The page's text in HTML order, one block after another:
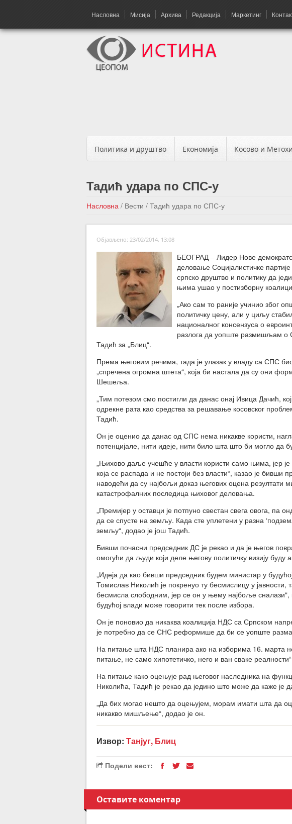
Насловна Мисија Архива Редакција Маркетинг
Политика и друштво Економија Косово и
Тадић удара по СПС-у
Насловна / Вести / Тадић удара по СПС-у
Објављено: 23/02/2014, 13:08
БЕОГРАД – Лидер Нове
деловање Социјалистичке
српско друштво и политику да
њима ушао у постизборну
„Ако сам то раније учинио због
политичку цену, али у циљу
националног консензуса о
разлога да уопште размишљам о
Тадић за „Блиц“.
Према његовим речима, тада је улазак у владу са СПС био
„спречена огромна штета“, која би настала да су они
Шешеља.
„Тим потезом смо постигли да данас онај Ивица Дачић,
одрекне рата као средства за решавање косовског
Тадић.
Он је оценио да данас од СПС нема никакве користи,
потенцијале, нити идеје, нити било шта што би могло да
„Њихово даље учешће у власти користи само њима, јер је
која се распада и не постоји без власти“, казао је бивши
наводећи да су најбољи доказ његових оцена резултати
катастрофалних последица њиховог деловања.
„Премијер у оставци је потпуно свестан свега овога, па
да се спусте на земљу. Када сте уплетени у разна
земљу“, додао је још Тадић.
Бивши почасни председник ДС је рекао и да је његов
омогући да људи који деле његову политичку визију буду
„Идеја да као бивши председник будем министар у
Томислав Николић је покренуо ту бесмислицу у
бесмисла слободним, јер се он у њему најбоље сналази“,
будућој влади може говорити тек после избора.
Он је поновио да никаква коалиција НДС са Српском
је потребно да се СНС реформише да би се уопште
На питање шта НДС планира ако на изборима 16. марта
питање, не само хипотетичко, него и ван сваке
На питање како оцењује рад његовог наследника на
Николића, Тадић је рекао да једино што може да каже је
„Да бих могао нешто да оцењујем, морам имати шта да
никакво мишљење“, додао је он.
Извор: Танјуг, Блиц
Подели вест:
Оставите коментар